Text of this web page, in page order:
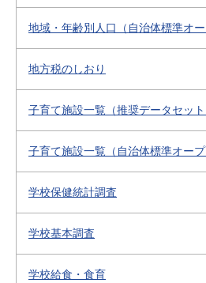
地域・年齢別人口（自治体標準オー
地方税のしおり
子育て施設一覧（推奨データセット
子育て施設一覧（自治体標準オープ
学校保健統計調査
学校基本調査
学校給食・食育